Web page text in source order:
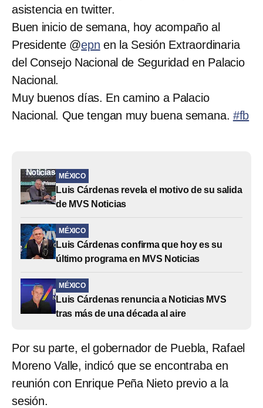
asistencia en twitter.
Buen inicio de semana, hoy acompaño al
Presidente @epn en la Sesión Extraordinaria
del Consejo Nacional de Seguridad en Palacio
Nacional.
Muy buenos días. En camino a Palacio
Nacional. Que tengan muy buena semana. #fb
MÉXICO
Luis Cárdenas revela el motivo de su salida
de MVS Noticias
MÉXICO
Luis Cárdenas confirma que hoy es su
último programa en MVS Noticias
MÉXICO
Luis Cárdenas renuncia a Noticias MVS
tras más de una década al aire
Por su parte, el gobernador de Puebla, Rafael
Moreno Valle, indicó que se encontraba en
reunión con Enrique Peña Nieto previo a la
sesión.